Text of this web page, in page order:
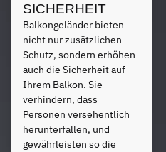
SICHERHEIT
Balkongeländer bieten
nicht nur zusätzlichen
Schutz, sondern erhöhen
auch die Sicherheit auf
Ihrem Balkon. Sie
verhindern, dass
Personen versehentlich
herunterfallen, und
gewährleisten so die